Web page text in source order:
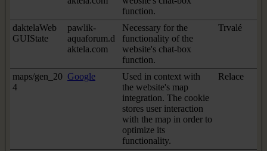
function.
daktelaWeb
GUIState
pawlik-
aquaforum.d
aktela.com
Necessary for the
functionality of the
website's chat-box
function.
Trvalé
maps/gen_20
4
Google
Used in context with
the website's map
integration. The cookie
stores user interaction
with the map in order to
optimize its
functionality.
Relace